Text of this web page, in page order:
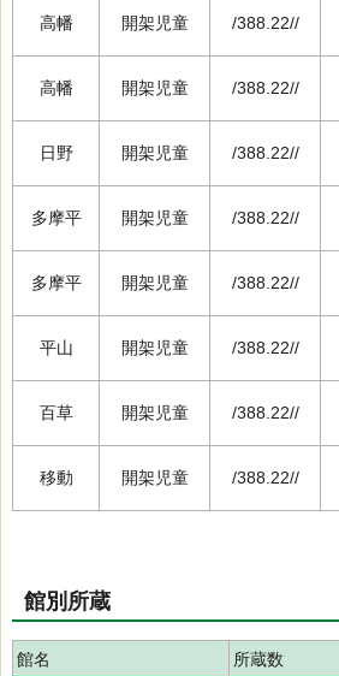
高幡 開架児童 /388.22//
高幡 開架児童 /388.22//
日野 開架児童 /388.22//
多摩平 開架児童 /388.22//
多摩平 開架児童 /388.22//
平山 開架児童 /388.22//
百草 開架児童 /388.22//
移動 開架児童 /388.22//
館別所蔵
館名 所蔵数